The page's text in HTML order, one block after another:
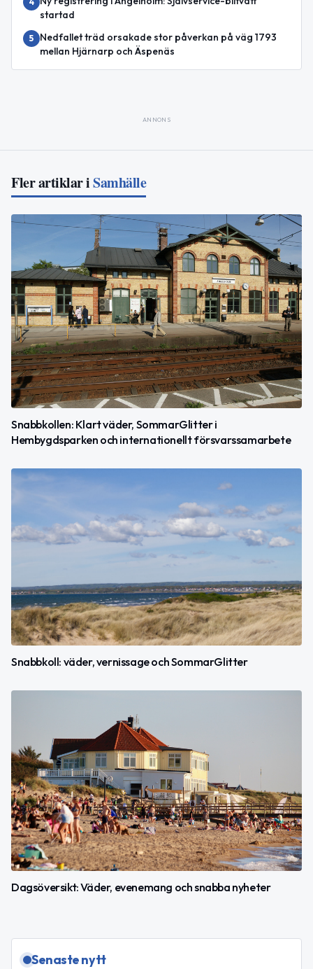
startad
5
Nedfallet träd orsakade stor påverkan på väg 1793
mellan Hjärnarp och Äspenäs
ANNONS
Fler artiklar iSamhälle
Snabbkollen: Klart väder, SommarGlitter i
Hembygdsparken och internationellt försvarssamarbete
Snabbkoll: väder, vernissage och SommarGlitter
Dagsöversikt: Väder, evenemang och snabba nyheter
Senaste nytt